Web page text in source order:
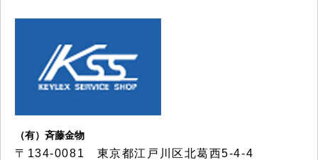
（有）斉藤金物
〒134-0081 東京都江戸川区北葛西5-4-4